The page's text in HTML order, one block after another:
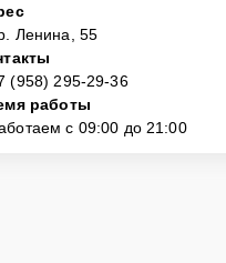
Ленина, 55
(958) 295-29-36
работы
с 09:00 до 21:00